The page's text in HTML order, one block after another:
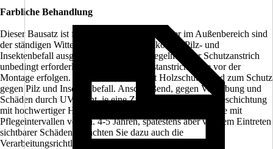
Farbliche Behandlung
Dieser Bausatz ist farblich unbehandelt. Hölzer im Außenbereich sind
der ständigen Witterung, sowie dem Risiko von Pilz- und
Insektenbefall ausgesetzt. Daher ist ein regelmäßiger Schutzanstrich
unbedingt erforderlich. Der allseitige Erstanstrich sollte vor der
Montage erfolgen. Verwenden Sie zuerst Holzschutzgrund zum Schutz
gegen Pilz und Insektenbefall. Anschließend, gegen Verfärbung und
Schäden durch UV-Licht, je eine Zwischen- und Schlußbeschichtung
mit hochwertiger Holzschutzlasur oder -farbe. Rechnen Sie mit
Pflegeintervallen von ca. 4-5 Jahren, spätestens aber vor dem Eintreten
sichtbarer Schäden. Beachten Sie dazu auch die
Verarbeitungsrichtlinien des Lasurherstellers.